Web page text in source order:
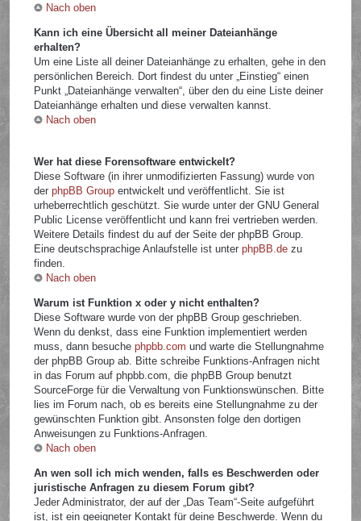
Nach oben
Kann ich eine Übersicht all meiner Dateianhänge
erhalten?
Um eine Liste all deiner Dateianhänge zu erhalten, gehe in den
persönlichen Bereich. Dort findest du unter „Einstieg“ einen
Punkt „Dateianhänge verwalten“, über den du eine Liste deiner
Dateianhänge erhalten und diese verwalten kannst.
Nach oben
Wer hat diese Forensoftware entwickelt?
Diese Software (in ihrer unmodifizierten Fassung) wurde von
derphpBB Group entwickelt und veröffentlicht. Sie ist
urheberrechtlich geschützt. Sie wurde unter der GNU General
Public License veröffentlicht und kann frei vertrieben werden.
Weitere Details findest du auf der Seite der phpBB Group.
Eine deutschsprachige Anlaufstelle ist unterphpBB.de zu
finden.
Nach oben
Warum ist Funktion x oder y nicht enthalten?
Diese Software wurde von der phpBB Group geschrieben.
Wenn du denkst, dass eine Funktion implementiert werden
muss, dann besuchephpbb.com und warte die Stellungnahme
der phpBB Group ab. Bitte schreibe Funktions-Anfragen nicht
in das Forum auf phpbb.com, die phpBB Group benutzt
SourceForge für die Verwaltung von Funktionswünschen. Bitte
lies im Forum nach, ob es bereits eine Stellungnahme zu der
gewünschten Funktion gibt. Ansonsten folge den dortigen
Anweisungen zu Funktions-Anfragen.
Nach oben
An wen soll ich mich wenden, falls es Beschwerden oder
juristische Anfragen zu diesem Forum gibt?
Jeder Administrator, der auf der „Das Team“-Seite aufgeführt
ist, ist ein geeigneter Kontakt für deine Beschwerde. Wenn du